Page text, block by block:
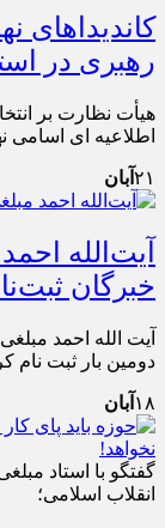
کاندیداهای
رهبری در
هیأت نظارت بر
اطلاعیه ای اسامی
۲۱ آبان
آیت‌الله
خبرگان
آیت الله احمد
دومین بار ثبت نام
۱۸ آبان
گفتگو با استاد
انقلاب اسلامی؛